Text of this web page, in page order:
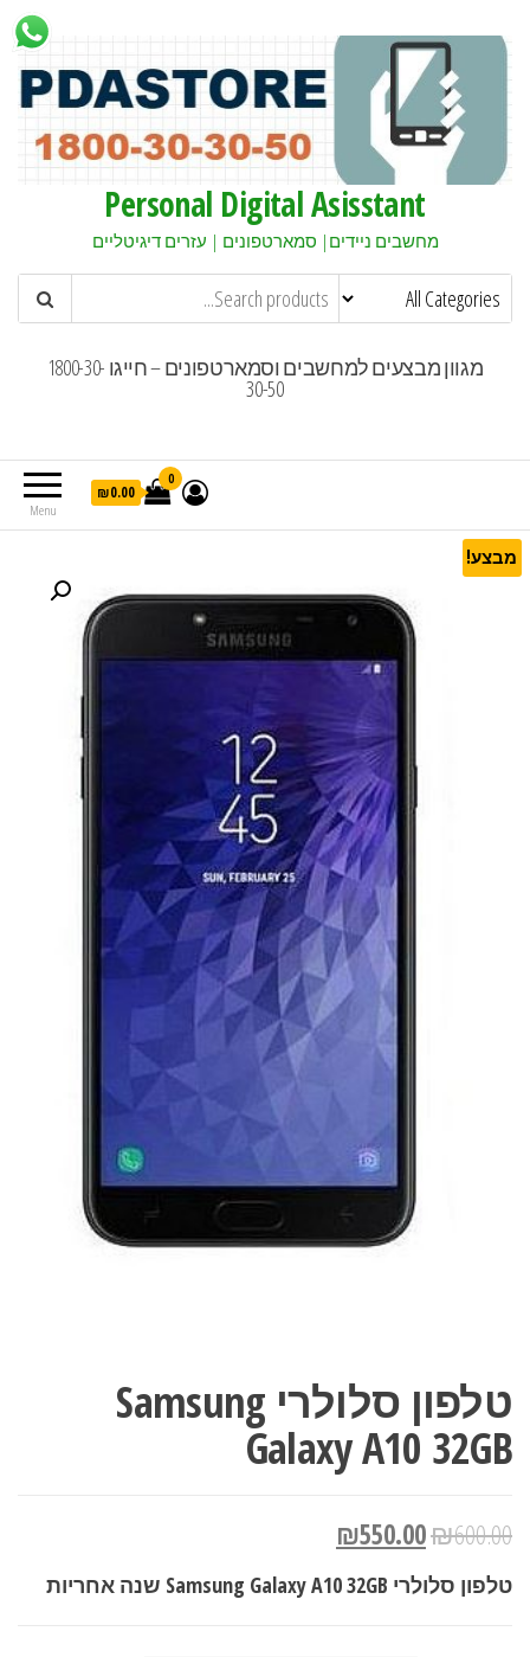
Personal Digital Asisstant
מחשבים ניידים| סמארטפונים | עזרים דיגיטליים
מגוון מבצעים למחשבים וסמארטפונים – חייגו 1800-30-
30-50
Menu
0
₪0.00
מבצע!
טלפון סלולרי Samsung
Galaxy A10 32GB
₪600.00
₪550.00
טלפון סלולרי Samsung Galaxy A10 32GB שנה אחריות